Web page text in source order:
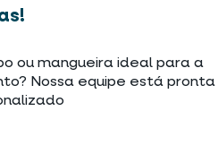
ou mangueira ideal para a
Nossa equipe está pronta